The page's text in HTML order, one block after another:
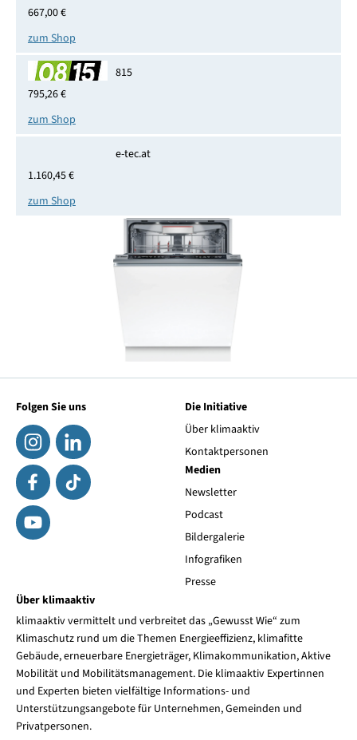
667,00 €
zum Shop
815
795,26 €
zum Shop
e-tec.at
1.160,45 €
zum Shop
Folgen Sie uns
Die Initiative
Über klimaaktiv
Kontaktpersonen
Medien
Newsletter
Podcast
Bildergalerie
Infografiken
Presse
Über klimaaktiv
klimaaktiv vermittelt und verbreitet das „Gewusst Wie“ zum
Klimaschutz rund um die Themen Energieeffizienz, klimafitte
Gebäude, erneuerbare Energieträger, Klimakommunikation, Aktive
Mobilität und Mobilitätsmanagement. Die klimaaktiv Expertinnen
und Experten bieten vielfältige Informations- und
Unterstützungsangebote für Unternehmen, Gemeinden und
Privatpersonen.